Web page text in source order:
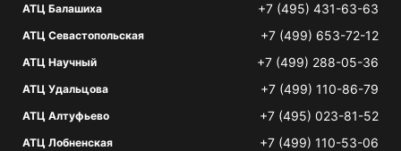
АТЦ Балашиха +7 (495) 431-63-63
АТЦ Севастопольская +7 (499) 653-72-12
АТЦ Научный +7 (499) 288-05-36
АТЦ Удальцова +7 (499) 110-86-79
АТЦ Алтуфьево +7 (495) 023-81-52
АТЦ Лобненская +7 (499) 110-53-06